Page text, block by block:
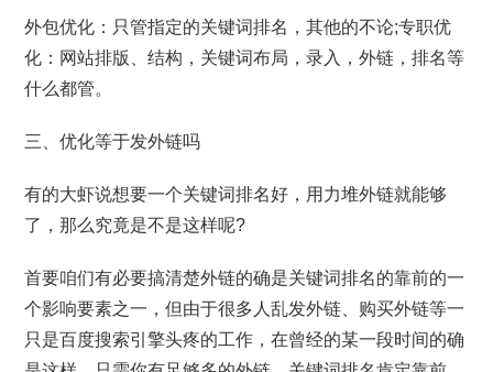
外包优化：只管指定的关键词排名，其他的不论;专职优
化：网站排版、结构，关键词布局，录入，外链，排名等
什么都管。
三、优化等于发外链吗
有的大虾说想要一个关键词排名好，用力堆外链就能够
了，那么究竟是不是这样呢?
首要咱们有必要搞清楚外链的确是关键词排名的靠前的一
个影响要素之一，但由于很多人乱发外链、购买外链等一
只是百度搜索引擎头疼的工作，在曾经的某一段时间的确